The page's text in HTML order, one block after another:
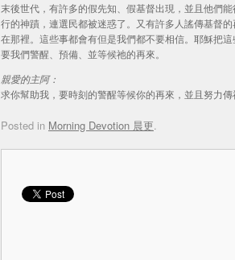
末後世代，有許多的假先知、假基督出現，並且他們
行的神蹟，連選民都被迷惑了。又有許多人謠傳基督
在那裡。這些事都會有但是我們都不要相信。耶穌把
要我們警醒、預備、並等候祂的再來。
親愛的主阿：
求你幫助我，要時刻的警醒等候你的再來，並且努力傳
Posted in Morning Devotion 晨更.